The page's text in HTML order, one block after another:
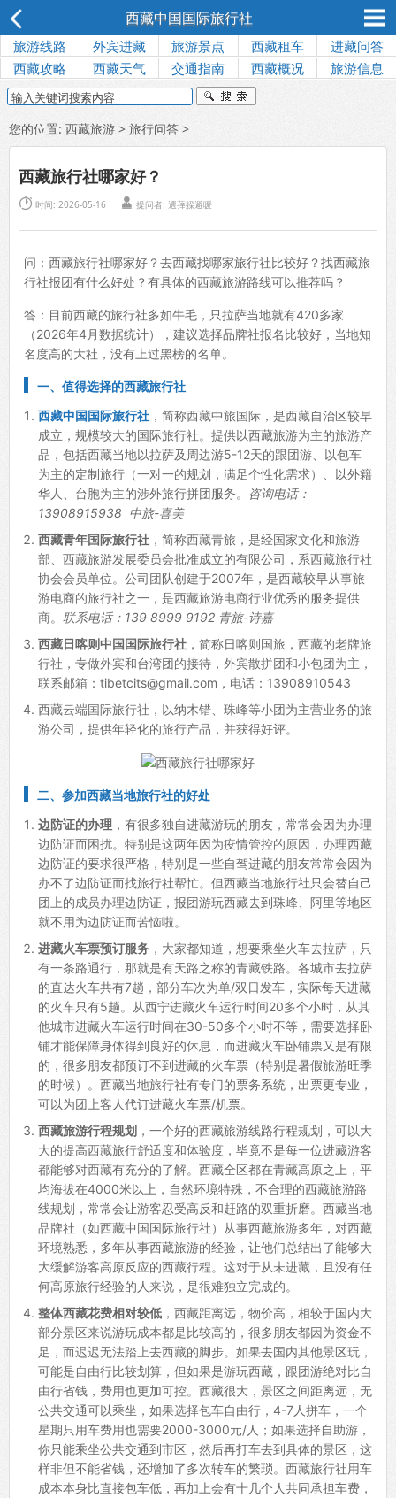
西藏中国国际旅行社
旅游线路 外宾进藏 旅游景点 西藏租车
进藏问答
西藏攻略
西藏天气 交通指南 西藏概况 旅游信息
您的位置: 西藏旅游 > 旅行问答 >
西藏旅行社哪家好？
 时间: 2026-05-16  提问者: 選萚躱避嗳
问：西藏旅行社哪家好？去西藏找哪家旅行社比较好？找西藏旅
行社报团有什么好处？有具体的西藏旅游路线可以推荐吗？
答：目前西藏的旅行社多如牛毛，只拉萨当地就有420多家
（2026年4月数据统计），建议选择品牌社报名比较好，当地知
名度高的大社，没有上过黑榜的名单。
一、 值得选择的西藏旅行社
西藏中国国际旅行社 ，简称西藏中旅国际，是西藏自治区较早
成立，规模较大的国际旅行社。提供以西藏旅游为主的旅游产
品，包括西藏当地以拉萨及周边游5-12天的跟团游、以包车
为主的定制旅行（一对一的规划，满足个性化需求）、以外籍
华人、台胞为主的涉外旅行拼团服务。
咨询电话：
13908915938 中旅-喜美
西藏青年国际旅行社 ，简称西藏青旅，是经国家文化和旅游
部、西藏旅游发展委员会批准成立的有限公司，系西藏旅行社
协会会员单位。公司团队创建于2007年，是西藏较早从事旅
游电商的旅行社之一，是西藏旅游电商行业优秀的服务提供
商。 联系电话：139 8999 9192 青旅-诗嘉
西藏日喀则中国国际旅行社 ，简称日喀则国旅，西藏的老牌旅
行社，专做外宾和台湾团的接待，外宾散拼团和小包团为主，
联系邮箱：tibetcits@gmail.com，电话：13908910543
西藏云端国际旅行社，以纳木错、珠峰等小团为主营业务的旅
游公司，提供年轻化的旅行产品，并获得好评。
二、 参加西藏当地旅行社的好处
边防证的办理 ，有很多独自进藏游玩的朋友，常常会因为办理
边防证而困扰。特别是这两年因为疫情管控的原因，办理西藏
边防证的要求很严格，特别是一些自驾进藏的朋友常常会因为
办不了边防证而找旅行社帮忙。但西藏当地旅行社只会替自己
团上的成员办理边防证，报团游玩西藏去到珠峰、阿里等地区
就不用为边防证而苦恼啦。
进藏火车票预订服务 ，大家都知道，想要乘坐火车去拉萨，只
有一条路通行，那就是有天路之称的青藏铁路。各城市去拉萨
的直达火车共有7趟，部分车次为单/双日发车，实际每天进藏
的火车只有5趟。从西宁进藏火车运行时间20多个小时，从其
他城市进藏火车运行时间在30-50多个小时不等，需要选择卧
铺才能保障身体得到良好的休息，而进藏火车卧铺票又是有限
的，很多朋友都预订不到进藏的火车票（特别是暑假旅游旺季
的时候）。西藏当地旅行社有专门的票务系统，出票更专业，
可以为团上客人代订进藏火车票/机票。
西藏旅游行程规划 ，一个好的西藏旅游线路行程规划，可以大
大的提高西藏旅行舒适度和体验度，毕竟不是每一位进藏游客
都能够对西藏有充分的了解。西藏全区都在青藏高原之上，平
均海拔在4000米以上，自然环境特殊，不合理的西藏旅游路
线规划，常常会让游客忍受高反和赶路的双重折磨。西藏当地
品牌社（如西藏中国国际旅行社）从事西藏旅游多年，对西藏
环境熟悉，多年从事西藏旅游的经验，让他们总结出了能够大
大缓解游客高原反应的西藏行程。这对于从未进藏，且没有任
何高原旅行经验的人来说，是很难独立完成的。
整体西藏花费相对较低 ，西藏距离远，物价高，相较于国内大
部分景区来说游玩成本都是比较高的，很多朋友都因为资金不
足，而迟迟无法踏上去西藏的脚步。如果去国内其他景区玩，
可能是自由行比较划算，但如果是游玩西藏，跟团游绝对比自
由行省钱，费用也更加可控。西藏很大，景区之间距离远，无
公共交通可以乘坐，如果选择包车自由行，4-7人拼车，一个
星期只用车费用也需要2000-3000元/人；如果选择自助游，
你只能乘坐公共交通到市区，然后再打车去到具体的景区，这
样非但不能省钱，还增加了多次转车的繁琐。西藏旅行社用车
成本本身比直接包车低，再加上会有十几个人共同承担车费，